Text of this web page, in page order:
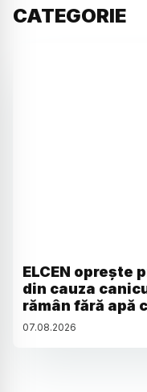
CATEGORIE
ELCEN oprește
din cauza
rămân fără apă
07.08.2026